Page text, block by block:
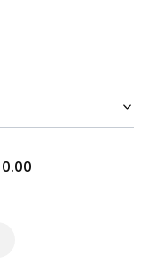
0.00